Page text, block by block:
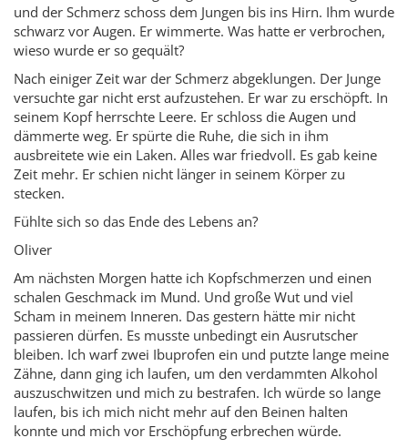
und der Schmerz schoss dem Jungen bis ins Hirn. Ihm wurde
schwarz vor Augen. Er wimmerte. Was hatte er verbrochen,
wieso wurde er so gequält?
Nach einiger Zeit war der Schmerz abgeklungen. Der Junge
versuchte gar nicht erst aufzustehen. Er war zu erschöpft. In
seinem Kopf herrschte Leere. Er schloss die Augen und
dämmerte weg. Er spürte die Ruhe, die sich in ihm
ausbreitete wie ein Laken. Alles war friedvoll. Es gab keine
Zeit mehr. Er schien nicht länger in seinem Körper zu
stecken.
Fühlte sich so das Ende des Lebens an?
Oliver
Am nächsten Morgen hatte ich Kopfschmerzen und einen
schalen Geschmack im Mund. Und große Wut und viel
Scham in meinem Inneren. Das gestern hätte mir nicht
passieren dürfen. Es musste unbedingt ein Ausrutscher
bleiben. Ich warf zwei Ibuprofen ein und putzte lange meine
Zähne, dann ging ich laufen, um den verdammten Alkohol
auszuschwitzen und mich zu bestrafen. Ich würde so lange
laufen, bis ich mich nicht mehr auf den Beinen halten
konnte und mich vor Erschöpfung erbrechen würde.